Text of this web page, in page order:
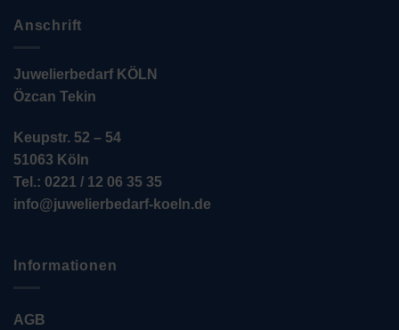
Anschrift
Juwelierbedarf KÖLN
Özcan Tekin
Keupstr. 52 – 54
51063 Köln
Tel.: 0221 / 12 06 35 35
info@juwelierbedarf-koeln.de
Informationen
AGB